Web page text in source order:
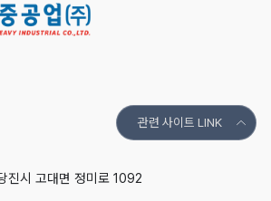
관련 사이트 LINK
진시 고대면 정미로 1092